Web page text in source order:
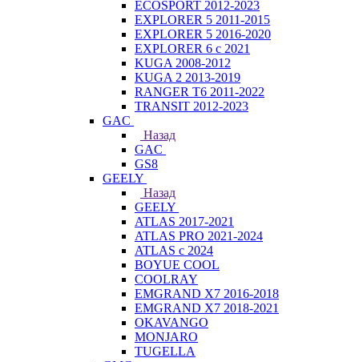
ECOSPORT 2012-2023
EXPLORER 5 2011-2015
EXPLORER 5 2016-2020
EXPLORER 6 с 2021
KUGA 2008-2012
KUGA 2 2013-2019
RANGER T6 2011-2022
TRANSIT 2012-2023
GAC
Назад
GAC
GS8
GEELY
Назад
GEELY
ATLAS 2017-2021
ATLAS PRO 2021-2024
ATLAS с 2024
BOYUE COOL
COOLRAY
EMGRAND X7 2016-2018
EMGRAND X7 2018-2021
OKAVANGO
MONJARO
TUGELLA